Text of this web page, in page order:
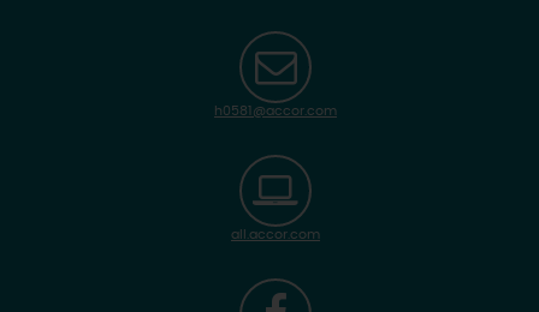
h0581@accor.com
all.accor.com